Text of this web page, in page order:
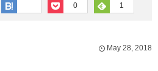
0 1
May 28 2018